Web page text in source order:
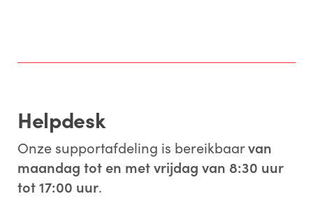
Helpdesk
Onze supportafdeling is bereikbaarvan
maandag tot en met vrijdag van 8:30 uur
tot 17:00 uur.